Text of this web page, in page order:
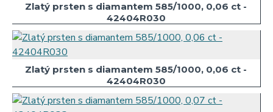
Zlatý prsten s diamantem 585/1000, 0,06 ct -
42404R030
Zlatý prsten s diamantem 585/1000, 0,06 ct -
42404R030